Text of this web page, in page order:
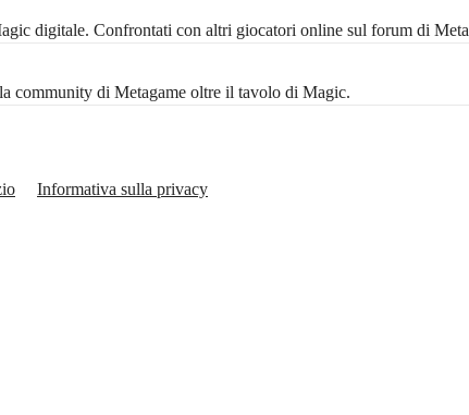
digitale. Confrontati con altri giocatori online sul forum di
community di Metagame oltre il tavolo di Magic.
Informativa sulla privacy